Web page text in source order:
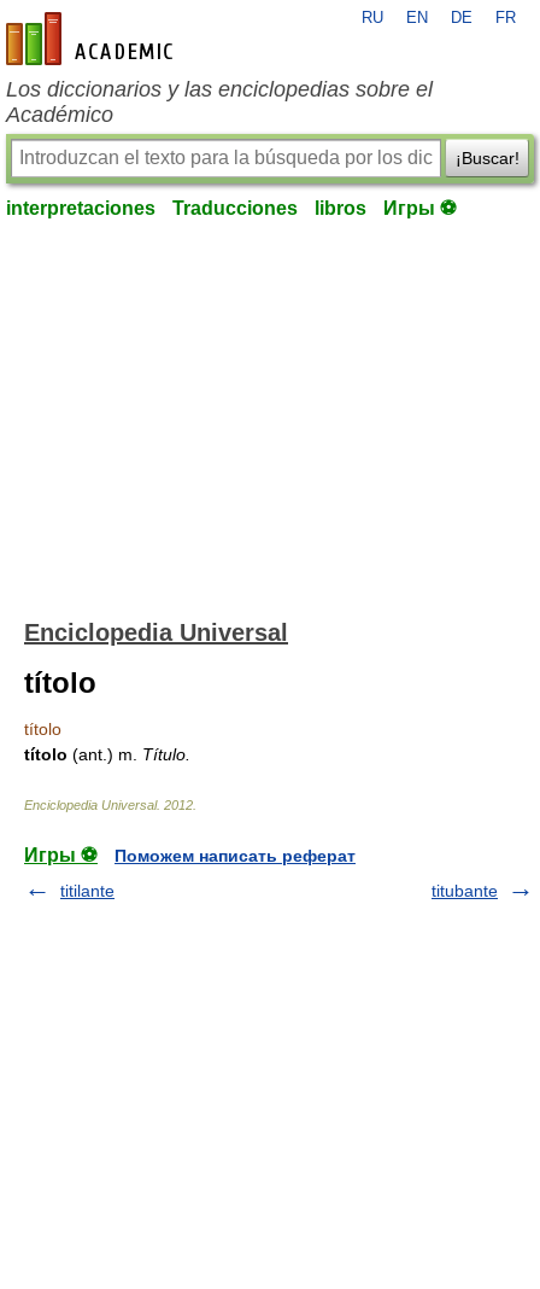
es-academic.com
RU EN DE FR
Los diccionarios y las enciclopedias sobre el
Académico
¡Buscar!
interpretaciones Traducciones libros Игры ⚽
Enciclopedia Universal
títolo
títolo
títolo (ant.) m. Título.
Enciclopedia Universal. 2012
Игры ⚽
Поможем написать реферат
titilante
titubante